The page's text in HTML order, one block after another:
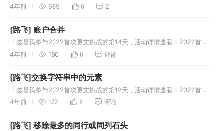
[2,3]，最后一对是 [2n - 2, 2n - 1]，以每对情侣中第一次出现的那个
4年前 689 6 2
[路飞] 账户合并
「这是我参与2022首次更文挑战的第14天，活动详情查看：2022首次
更文挑战」。 账户合并 721. 账户合并 - 力扣（LeetCode）
4年前 186 6 评论
[路飞]交换字符串中的元素
「这是我参与2022首次更文挑战的第12天，活动详情查看：2022首次
更文挑战」。 交换字符串中的元素 https://leetcode-
4年前 172 6 评论
[路飞] 移除最多的同行或同列石头